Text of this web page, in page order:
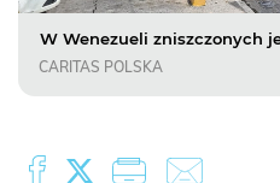
W Wenezueli zniszczonych
CARITAS POLSKA